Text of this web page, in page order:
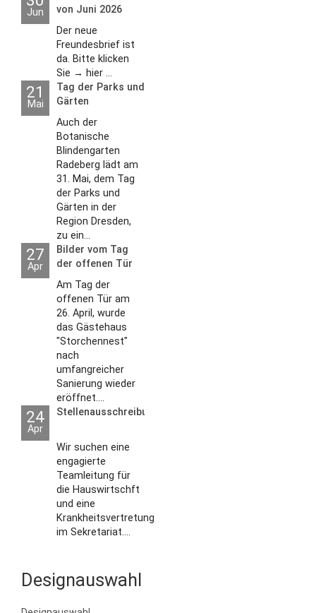
Jun
von Juni 2026
Der neue
Freundesbrief ist
da. Bitte klicken
Sie → hier ...
21
Mai
Tag der Parks und
Gärten
Auch der
Botanische
Blindengarten
Radeberg lädt am
31. Mai, dem Tag
der Parks und
Gärten in der
Region Dresden,
zu ein...
27
Apr
Bilder vom Tag
der offenen Tür
2026
Am Tag der
offenen Tür am
26. April, wurde
das Gästehaus
"Storchennest"
nach
umfangreicher
Sanierung wieder
eröffnet....
24
Apr
Stellenausschreibungen
Wir suchen eine
engagierte
Teamleitung für
die Hauswirtschft
und eine
Krankheitsvertretung
im Sekretariat....
Designauswahl